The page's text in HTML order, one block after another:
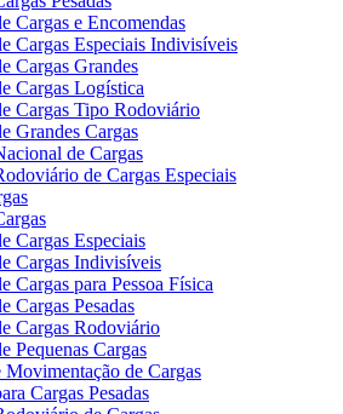
Cargas e Encomendas
Cargas Especiais Indivisíveis
Cargas Grandes
Cargas Logística
Cargas Tipo Rodoviário
Grandes Cargas
de Cargas
de Cargas Especiais
Cargas Especiais
Cargas Indivisíveis
Cargas para Pessoa Física
Cargas Pesadas
Cargas Rodoviário
Pequenas Cargas
Movimentação de Cargas
Cargas Pesadas